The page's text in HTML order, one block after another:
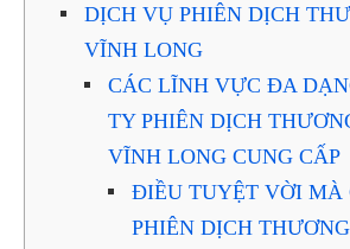
DỊCH VỤ PHIÊN DỊCH
VĨNH LONG
CÁC LĨNH VỰC ĐA
TY PHIÊN DỊCH
VĨNH LONG CUNG CẤP
ĐIỀU TUYỆT VỜI MÀ
PHIÊN DỊCH